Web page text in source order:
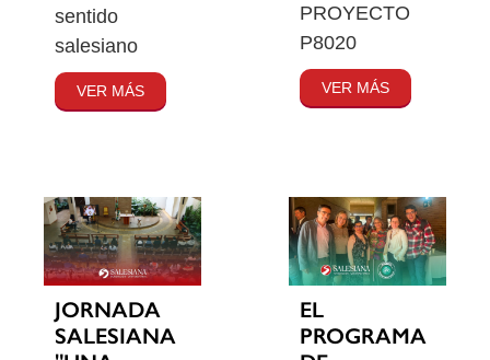
sentido
salesiano
VER MÁS
PROYECTO
P8020
VER MÁS
JORNADA
SALESIANA
EL
PROGRAMA